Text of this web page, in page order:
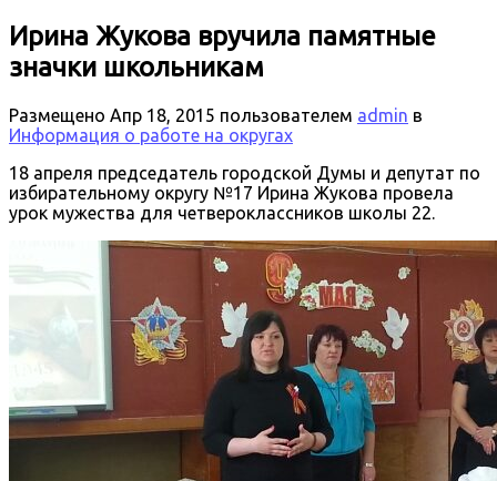
Ирина Жукова вручила памятные
значки школьникам
Размещено Апр 18, 2015 пользователем admin в
Информация о работе на округах
18 апреля председатель городской Думы и депутат по
избирательному округу №17 Ирина Жукова провела
урок мужества для четвероклассников школы 22.